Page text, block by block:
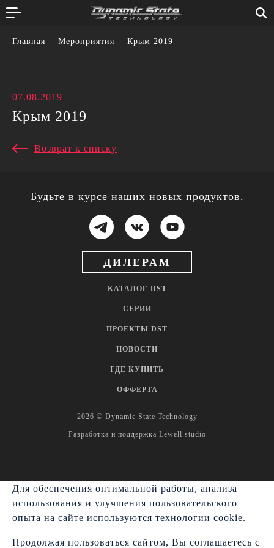
Главная Мероприятия Крым 2019
07.08.2019
Крым 2019
Возврат к списку
Будьте в курсе наших новых продуктов.
ДИЛЕРАМ
КАТАЛОГ DST
СЕРИИ
ПРОЕКТЫ DST
НОВОСТИ
ГДЕ КУПИТЬ
ОФФЕРТА
2026 © Dynamic State Technology
Разработка и поддержка Lewell.studio
Для обеспечения оптимальной работы, анализа
использования и улучшения пользовательского
опыта на сайте используются технологии cookie.
Продолжая пользоваться сайтом, Вы соглашаетесь с